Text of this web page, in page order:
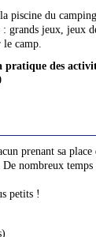
piscine du
grands jeux, jeux
le camp.
des
prenant sa place
nombreux
petits !